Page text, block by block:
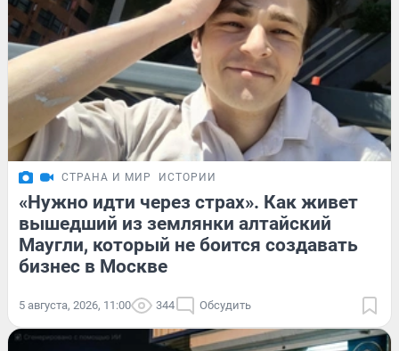
СТРАНА И МИР ИСТОРИИ
«Нужно идти через страх». Как живет
вышедший из землянки алтайский
Маугли, который не боится создавать
бизнес в Москве
5 августа, 2026, 11:00 344 Обсудить